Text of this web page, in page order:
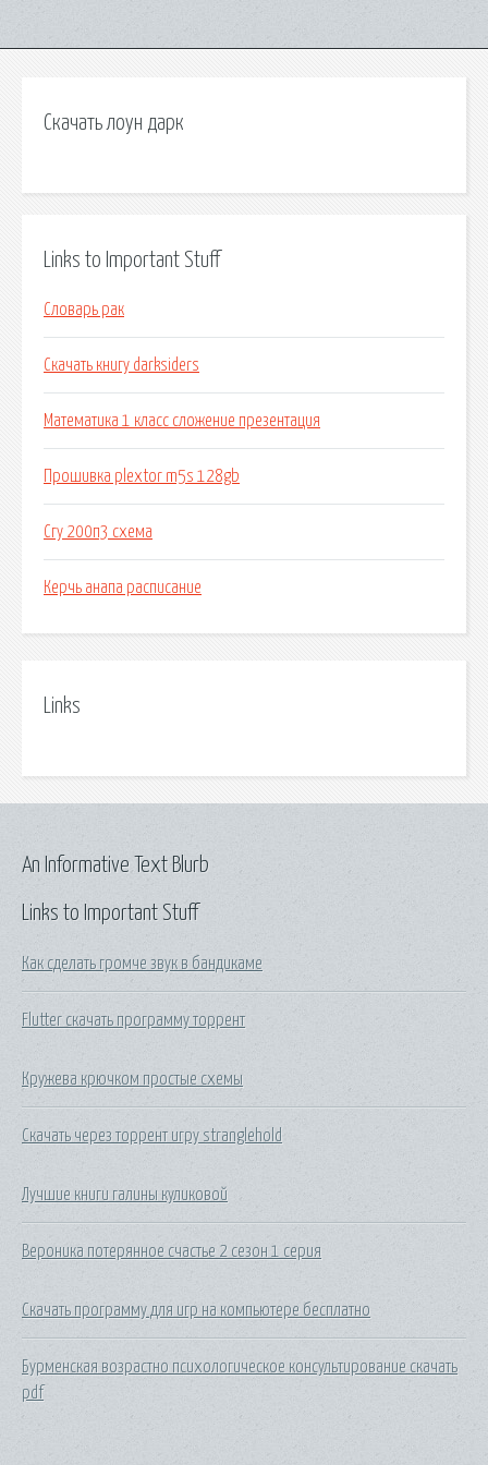
Скачать лоун дарк
Links to Important Stuff
Словарь рак
Скачать книгу darksiders
Математика 1 класс сложение презентация
Прошивка plextor m5s 128gb
Сгу 200п3 схема
Керчь анапа расписание
Links
Links to Important Stuff
Как сделать громче звук в бандикаме
Flutter скачать программу торрент
Кружева крючком простые схемы
Скачать через торрент игру stranglehold
Лучшие книги галины куликовой
Вероника потерянное счастье 2 сезон 1 серия
Скачать программу для игр на компьютере бесплатно
Бурменская возрастно психологическое консультирование скачать
pdf
An Informative Text Blurb